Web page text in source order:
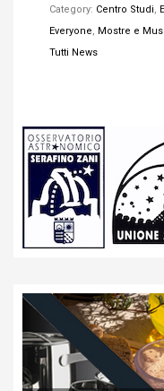
Category: Centro Studi,
Everyone, Mostre e
Tutti News